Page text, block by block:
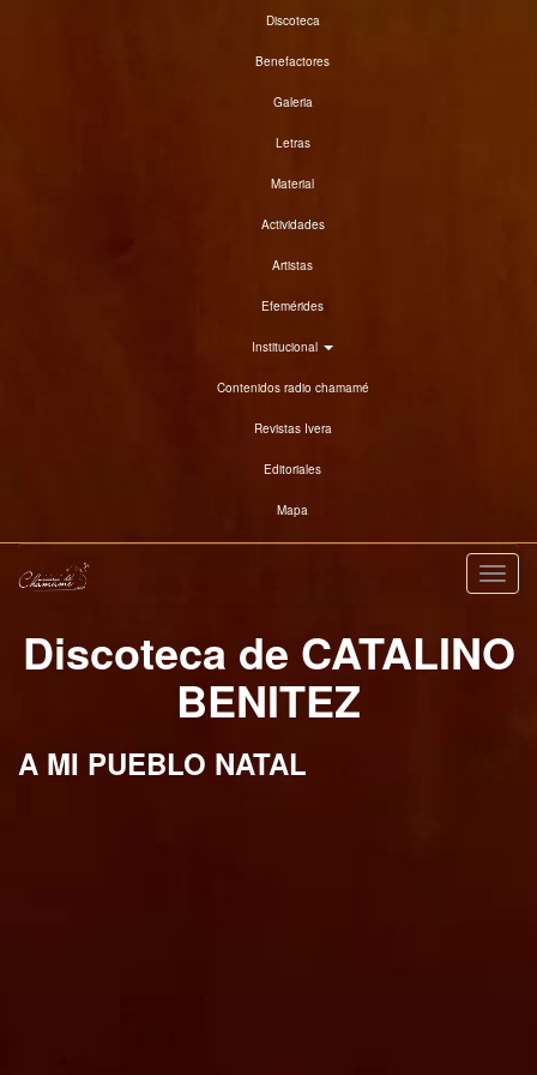
Discoteca
Benefactores
Galeria
Letras
Material
Actividades
Artistas
Efemérides
Institucional
Contenidos radio chamamé
Revistas Ivera
Editoriales
Mapa
Discoteca de CATALINO
BENITEZ
A MI PUEBLO NATAL